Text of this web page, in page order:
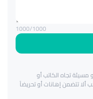
1000/1000
مسيئة تجاه الكاتب أو
ألا تتضمن إهانات أو تحريضاً